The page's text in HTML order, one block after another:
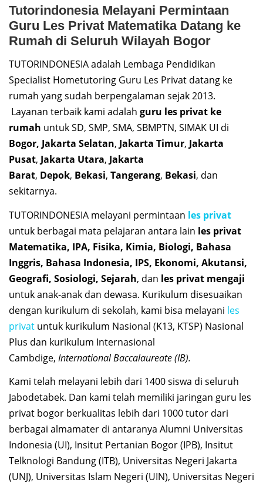
Tutorindonesia Melayani Permintaan
Guru Les Privat Matematika Datang ke
Rumah di Seluruh Wilayah Bogor
TUTORINDONESIA adalah Lembaga Pendidikan
Specialist Hometutoring Guru Les Privat datang ke
rumah yang sudah berpengalaman sejak 2013.
Layanan terbaik kami adalah guru les privat ke
rumah untuk SD, SMP, SMA, SBMPTN, SIMAK UI di
Bogor, Jakarta Selatan, Jakarta Timur, Jakarta
Pusat, Jakarta Utara, Jakarta
Barat, Depok, Bekasi, Tangerang, Bekasi, dan
sekitarnya.
TUTORINDONESIA melayani permintaan les privat
untuk berbagai mata pelajaran antara lain les privat
Matematika, IPA, Fisika, Kimia, Biologi, Bahasa
Inggris, Bahasa Indonesia, IPS, Ekonomi, Akutansi,
Geografi, Sosiologi, Sejarah, dan les privat mengaji
untuk anak-anak dan dewasa. Kurikulum disesuaikan
dengan kurikulum di sekolah, kami bisa melayani les
privat untuk kurikulum Nasional (K13, KTSP) Nasional
Plus dan kurikulum Internasional
Cambdige, International Baccalaureate (IB).
Kami telah melayani lebih dari 1400 siswa di seluruh
Jabodetabek. Dan kami telah memiliki jaringan guru les
privat bogor berkualitas lebih dari 1000 tutor dari
berbagai almamater di antaranya Alumni Universitas
Indonesia (UI), Insitut Pertanian Bogor (IPB), Insitut
Telknologi Bandung (ITB), Universitas Negeri Jakarta
(UNJ), Universitas Islam Negeri (UIN), Universitas Negeri